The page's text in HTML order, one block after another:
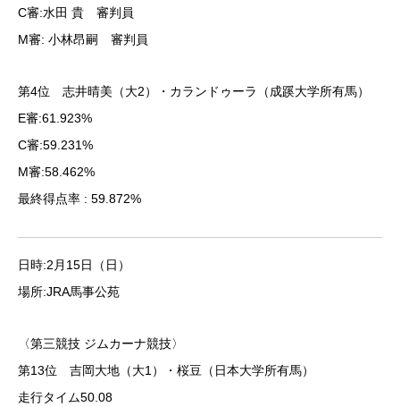
C審:水田 貴 審判員
M審: 小林昂嗣 審判員
第4位 志井晴美（大2）・カランドゥーラ（成蹊大学所有馬）
E審:61.923%
C審:59.231%
M審:58.462%
最終得点率 : 59.872%
日時:2月15日（日）
場所:JRA馬事公苑
〈第三競技 ジムカーナ競技〉
第13位 吉岡大地（大1）・桜豆（日本大学所有馬）
走行タイム50.08